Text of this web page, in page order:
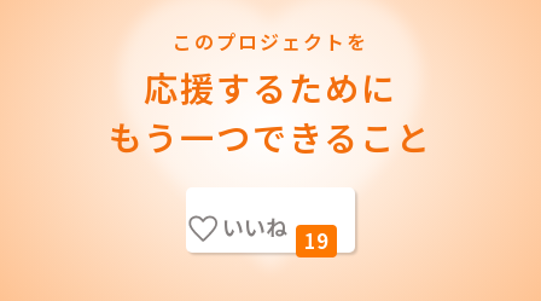
このプロジェクトを
応援するために
もう一つできること
いいね 19